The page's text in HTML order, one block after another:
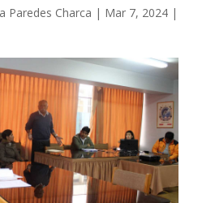
Paredes Charca | Mar 7, 2024|